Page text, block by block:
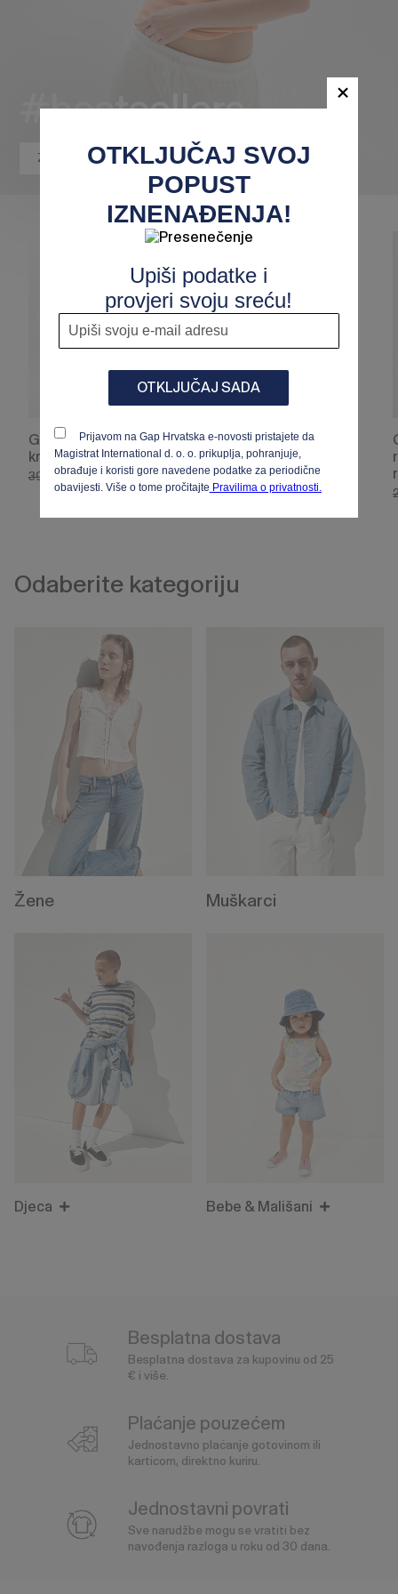
#bestsellers
Zanima me
Gap logo muške
kratke hlače
27,97 €
39,95 €
Majica kratkih rukava
s printom za
djevojčice
13,97 €
19,95 €
Odaberite kategoriju
Žene Muškarci
Djeca Bebe & Mališani
Besplatna dostava
Besplatna dostava za kupovinu od 25
€ i više.
Plaćanje pouzećem
Jednostavno plaćanje gotovinom ili
karticom, direktno kuriru.
Jednostavni povrati
Sve narudžbe mogu se vratiti bez
navođenja razloga u roku od 30 dana.
OTKLJUČAJ SVOJ
POPUST
IZNENAĐENJA!
Upiši podatke i
provjeri svoju sreću!
Prijavom na Gap Hrvatska e-novosti pristajete da
Magistrat International d. o. o. prikuplja, pohranjuje,
obrađuje i koristi gore navedene podatke za periodične
obavijesti. Više o tome pročitajte Pravilima o privatnosti.